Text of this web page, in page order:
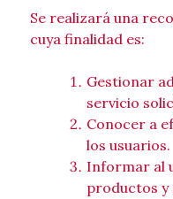
Se realizará una
cuya finalidad es:
Gestionar
servicio
Conocer a
los usuarios.
Informar al
productos y